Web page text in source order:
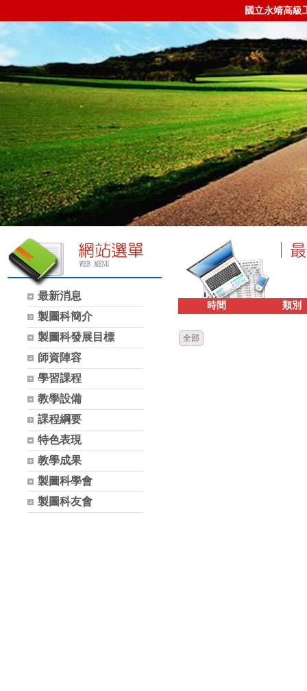
國立永靖高級
最新消息
製圖科簡介
製圖科發展目標
師資陣容
學習課程
教學設備
課程綱要
特色表現
教學成果
製圖科學會
製圖科友會
時間 類別
全部